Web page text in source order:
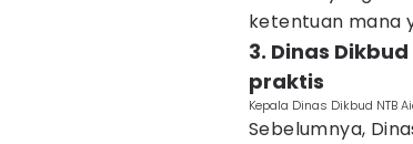
ketentuan mana
3. Dinas
praktis
Kepala Dinas Dikbud NTB
Sebelumnya,